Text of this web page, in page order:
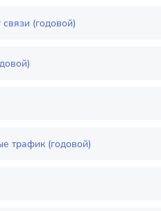
(годовой)
трафик (годовой)